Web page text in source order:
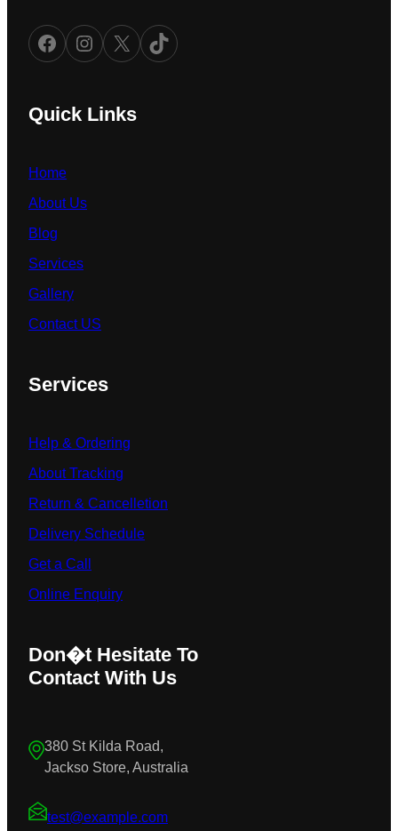
Facebook Instagram X TikTok
Quick Links
Home
About Us
Blog
Services
Gallery
Contact US
Services
Help & Ordering
About Tracking
Return & Cancelletion
Delivery Schedule
Get a Call
Online Enquiry
Don�t Hesitate To
Contact With Us
380 St Kilda Road,
Jackso Store, Australia
test@example.com